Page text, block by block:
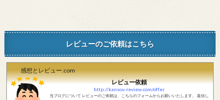
レビューのご依頼はこちら
感想とレビュー.com
レビュー依頼
http://kansou-review.com/offer
当ブログについて レビューのご依頼は、こちらのフォームからお願いいたします。 返信し